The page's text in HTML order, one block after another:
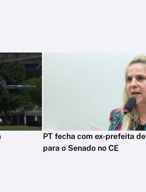
PT fecha com ex-prefeita
para o Senado no CE